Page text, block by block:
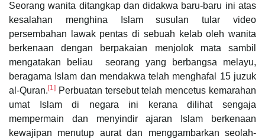
Seorang wanita ditangkap dan didakwa baru-baru ini atas
kesalahan menghina Islam susulan tular video
persembahan lawak pentas di sebuah kelab oleh wanita
berkenaan dengan berpakaian menjolok mata sambil
mengatakan beliau seorang yang berbangsa melayu,
beragama Islam dan mendakwa telah menghafal 15 juzuk
al-Quran. [1] Perbuatan tersebut telah mencetus kemarahan
umat Islam di negara ini kerana dilihat sengaja
mempermain dan menyindir ajaran Islam berkenaan
kewajipan menutup aurat dan menggambarkan seolah-